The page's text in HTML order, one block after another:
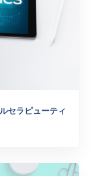
セラピューティ